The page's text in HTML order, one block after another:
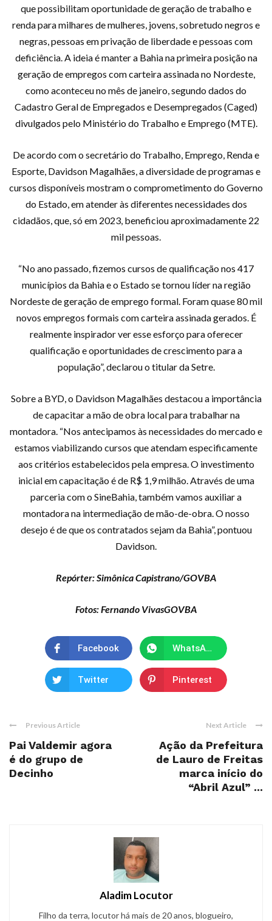
que possibilitam oportunidade de geração de trabalho e
renda para milhares de mulheres, jovens, sobretudo negros e
negras, pessoas em privação de liberdade e pessoas com
deficiência. A ideia é manter a Bahia na primeira posição na
geração de empregos com carteira assinada no Nordeste,
como aconteceu no mês de janeiro, segundo dados do
Cadastro Geral de Empregados e Desempregados (Caged)
divulgados pelo Ministério do Trabalho e Emprego (MTE).
De acordo com o secretário do Trabalho, Emprego, Renda e
Esporte, Davidson Magalhães, a diversidade de programas e
cursos disponíveis mostram o comprometimento do Governo
do Estado, em atender às diferentes necessidades dos
cidadãos, que, só em 2023, beneficiou aproximadamente 22
mil pessoas.
“No ano passado, fizemos cursos de qualificação nos 417
municípios da Bahia e o Estado se tornou líder na região
Nordeste de geração de emprego formal. Foram quase 80 mil
novos empregos formais com carteira assinada gerados. É
realmente inspirador ver esse esforço para oferecer
qualificação e oportunidades de crescimento para a
população”, declarou o titular da Setre.
Sobre a BYD, o Davidson Magalhães destacou a importância
de capacitar a mão de obra local para trabalhar na
montadora. “Nos antecipamos às necessidades do mercado e
estamos viabilizando cursos que atendam especificamente
aos critérios estabelecidos pela empresa. O investimento
inicial em capacitação é de R$ 1,9 milhão. Através de uma
parceria com o SineBahia, também vamos auxiliar a
montadora na intermediação de mão-de-obra. O nosso
desejo é de que os contratados sejam da Bahia”, pontuou
Davidson.
Repórter: Simônica Capistrano/GOVBA
Fotos: Fernando VivasGOVBA
Facebook WhatsApp
Twitter Pinterest
Previous Article
Pai Valdemir agora
é do grupo de
Decinho
Next Article
Ação da Prefeitura
de Lauro de Freitas
marca início do
“Abril Azul” ...
Aladim Locutor
Filho da terra, locutor há mais de 20 anos, blogueiro,